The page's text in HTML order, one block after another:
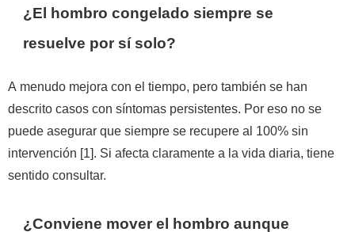
¿El hombro congelado siempre se
resuelve por sí solo?
A menudo mejora con el tiempo, pero también se han
descrito casos con síntomas persistentes. Por eso no se
puede asegurar que siempre se recupere al 100% sin
intervención [1]. Si afecta claramente a la vida diaria, tiene
sentido consultar.
¿Conviene mover el hombro aunque